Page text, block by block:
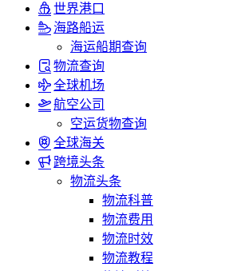
世界港口
海路船运
海运船期查询
物流查询
全球机场
航空公司
空运货物查询
全球海关
跨境头条
物流头条
物流科普
物流费用
物流时效
物流教程